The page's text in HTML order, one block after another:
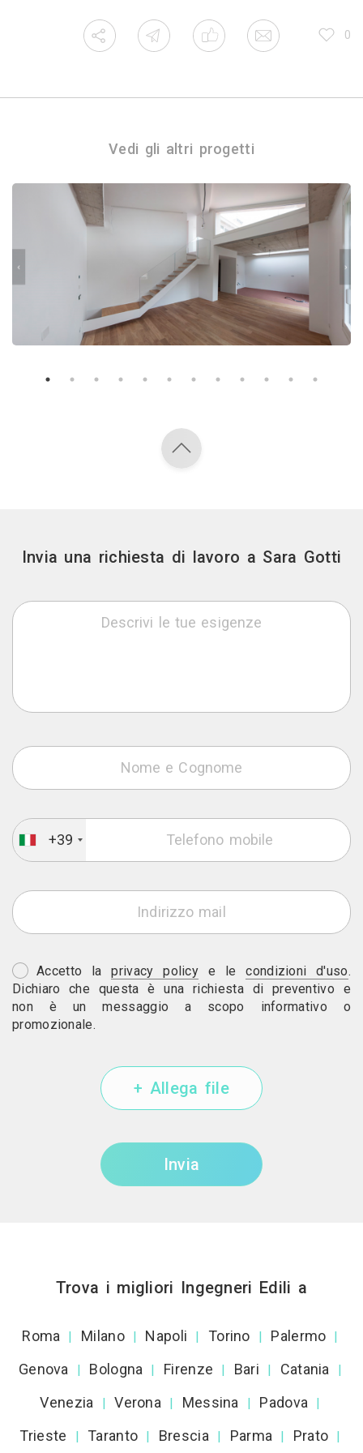
0
Vedi gli altri progetti
Invia una richiesta di lavoro a Sara Gotti
+39
Accetto laprivacy policy e lecondizioni d'uso.
Dichiaro che questa è una richiesta di preventivo e
non è un messaggio a scopo informativo o
promozionale.
+ Allega file
Invia
Trova i migliori Ingegneri Edili a
Roma | Milano | Napoli | Torino | Palermo |
Genova | Bologna | Firenze | Bari | Catania |
Venezia | Verona | Messina | Padova |
Trieste | Taranto | Brescia | Parma | Prato |